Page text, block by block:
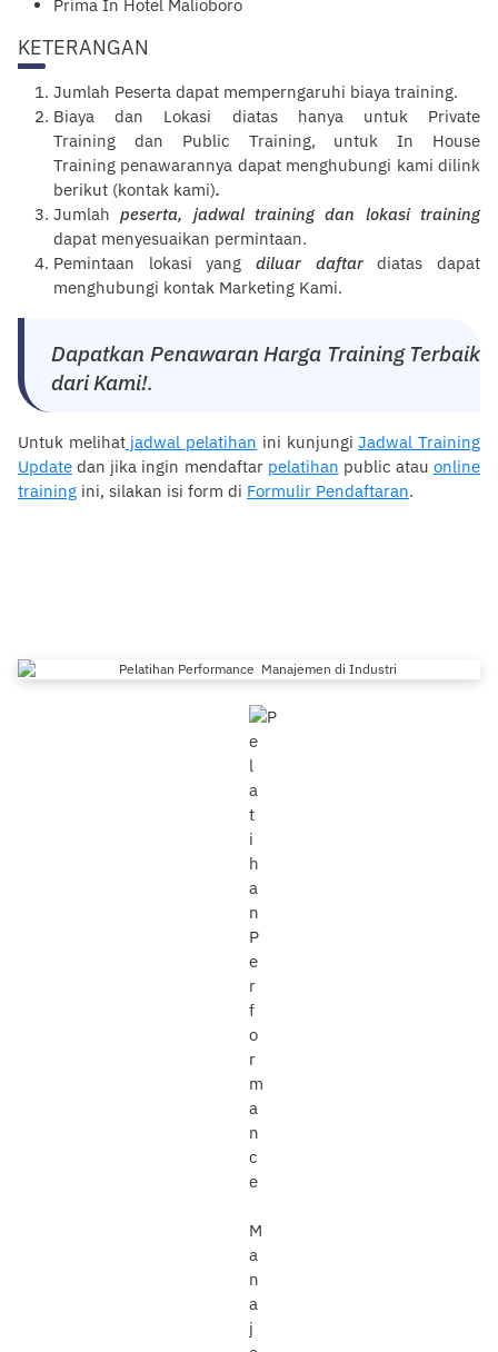
Prima In Hotel Malioboro
KETERANGAN
Jumlah Peserta dapat memperngaruhi biaya training.
Biaya dan Lokasi diatas hanya untuk Private
Training dan Public Training, untuk In House
Training penawarannya dapat menghubungi kami dilink
berikut (kontak kami).
Jumlahpeserta, jadwal trainingdan lokasi training
dapat menyesuaikan permintaan.
Pemintaan lokasi yang diluar daftardiatas dapat
menghubungi kontak Marketing Kami.
Dapatkan Penawaran Harga Training Terbaik
dari Kami!.
Untuk melihatjadwal pelatihan ini kunjungiJadwal Training
Update dan jika ingin mendaftar pelatihan public atau online
training ini, silakan isi form di Formulir Pendaftaran.